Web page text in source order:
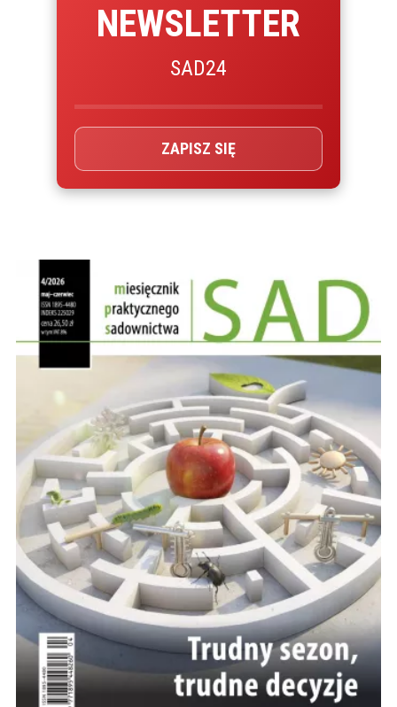
NEWSLETTER
SAD24
ZAPISZ SIĘ